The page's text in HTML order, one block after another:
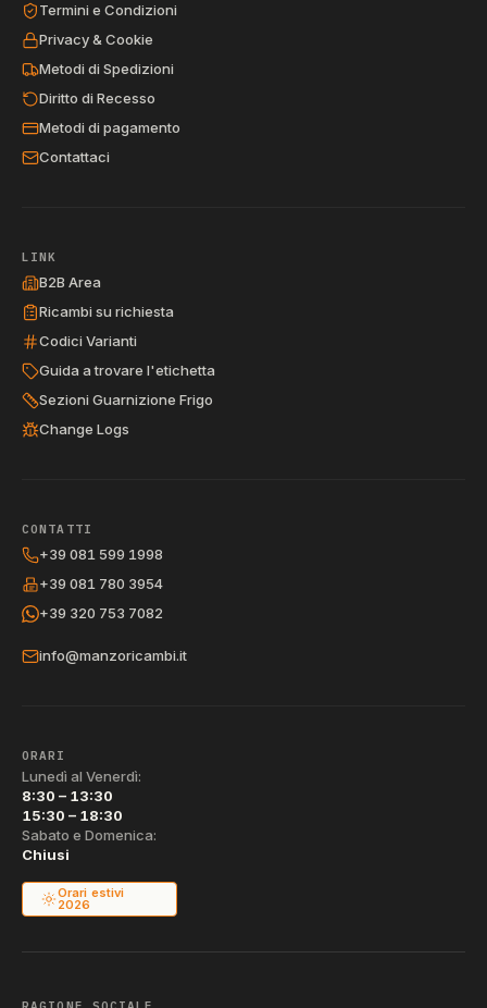
Termini e Condizioni
Privacy & Cookie
Metodi di Spedizioni
Diritto di Recesso
Metodi di pagamento
Contattaci
LINK
B2B Area
Ricambi su richiesta
Codici Varianti
Guida a trovare l'etichetta
Sezioni Guarnizione Frigo
Change Logs
CONTATTI
+39 081 599 1998
+39 081 780 3954
+39 320 753 7082
info@manzoricambi.it
ORARI
Lunedì al Venerdì:
8:30 – 13:30
15:30 – 18:30
Sabato e Domenica:
Chiusi
Orari estivi
2026